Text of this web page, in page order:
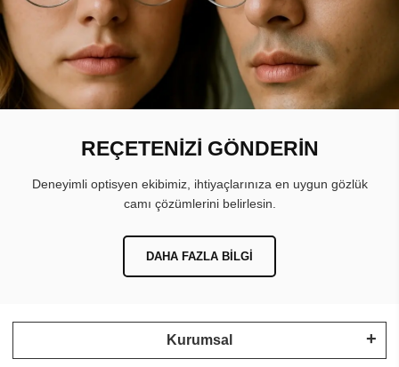
REÇETENİZİ GÖNDERİN
Deneyimli optisyen ekibimiz, ihtiyaçlarınıza en uygun gözlük
camı çözümlerini belirlesin.
DAHA FAZLA BILGI
Kurumsal